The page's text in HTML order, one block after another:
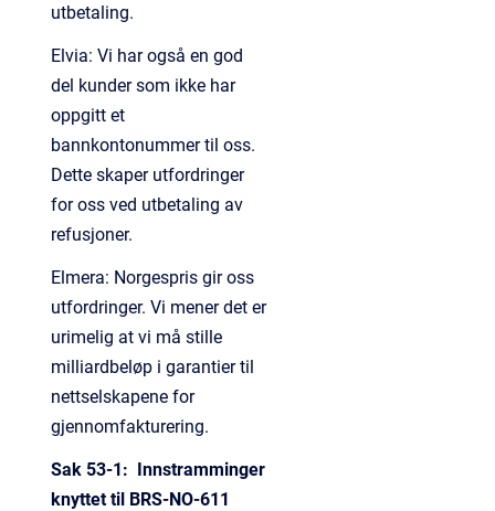
utbetaling.
Elvia: Vi har også en god
del kunder som ikke har
oppgitt et
bannkontonummer til oss.
Dette skaper utfordringer
for oss ved utbetaling av
refusjoner.
Elmera: Norgespris gir oss
utfordringer. Vi mener det er
urimelig at vi må stille
milliardbeløp i garantier til
nettselskapene for
gjennomfakturering.
Sak 53-1: Innstramminger
knyttet til BRS-NO-611